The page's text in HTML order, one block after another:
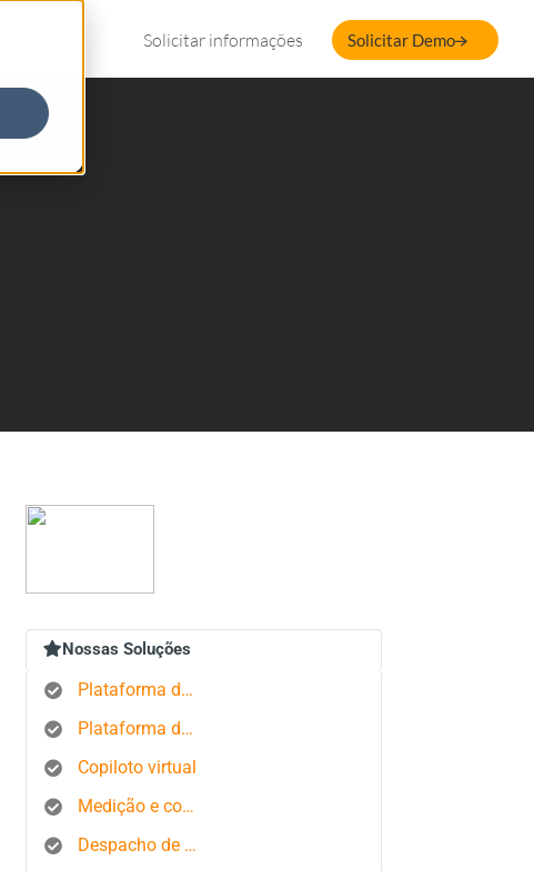
Solicitar informações Solicitar Demo
Nossas Soluções
Plataforma de rastreamento GPS
Plataforma de gerenciamento de pedidos
Copiloto virtual
Medição e controle de estados produtivos
Despacho de ônibus